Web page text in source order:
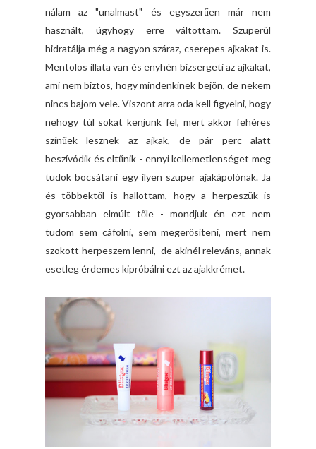
nálam az "unalmast" és egyszerűen már nem
használt, úgyhogy erre váltottam. Szuperül
hidratálja még a nagyon száraz, cserepes ajkakat is.
Mentolos illata van és enyhén bizsergeti az ajkakat,
ami nem biztos, hogy mindenkinek bejön, de nekem
nincs bajom vele. Viszont arra oda kell figyelni, hogy
nehogy túl sokat kenjünk fel, mert akkor fehéres
színűek lesznek az ajkak, de pár perc alatt
beszívódik és eltűnik - ennyi kellemetlenséget meg
tudok bocsátani egy ilyen szuper ajakápolónak. Ja
és többektől is hallottam, hogy a herpeszük is
gyorsabban elmúlt tőle - mondjuk én ezt nem
tudom sem cáfolni, sem megerősíteni, mert nem
szokott herpeszem lenni, de akinél releváns, annak
esetleg érdemes kipróbálni ezt az ajakkrémet.